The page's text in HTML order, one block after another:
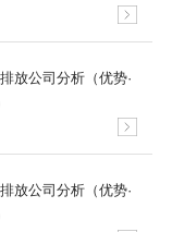
放公司分析（优势·
放公司分析（优势·